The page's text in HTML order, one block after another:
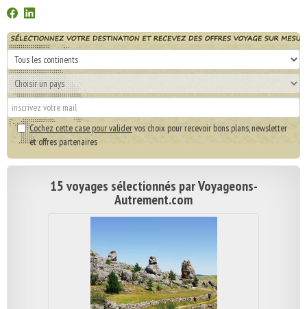
Cochez cette case pour validervos choix pour recevoir bons plans, newsletter
et offres partenaires
15 voyages sélectionnés par Voyageons-
Autrement.com